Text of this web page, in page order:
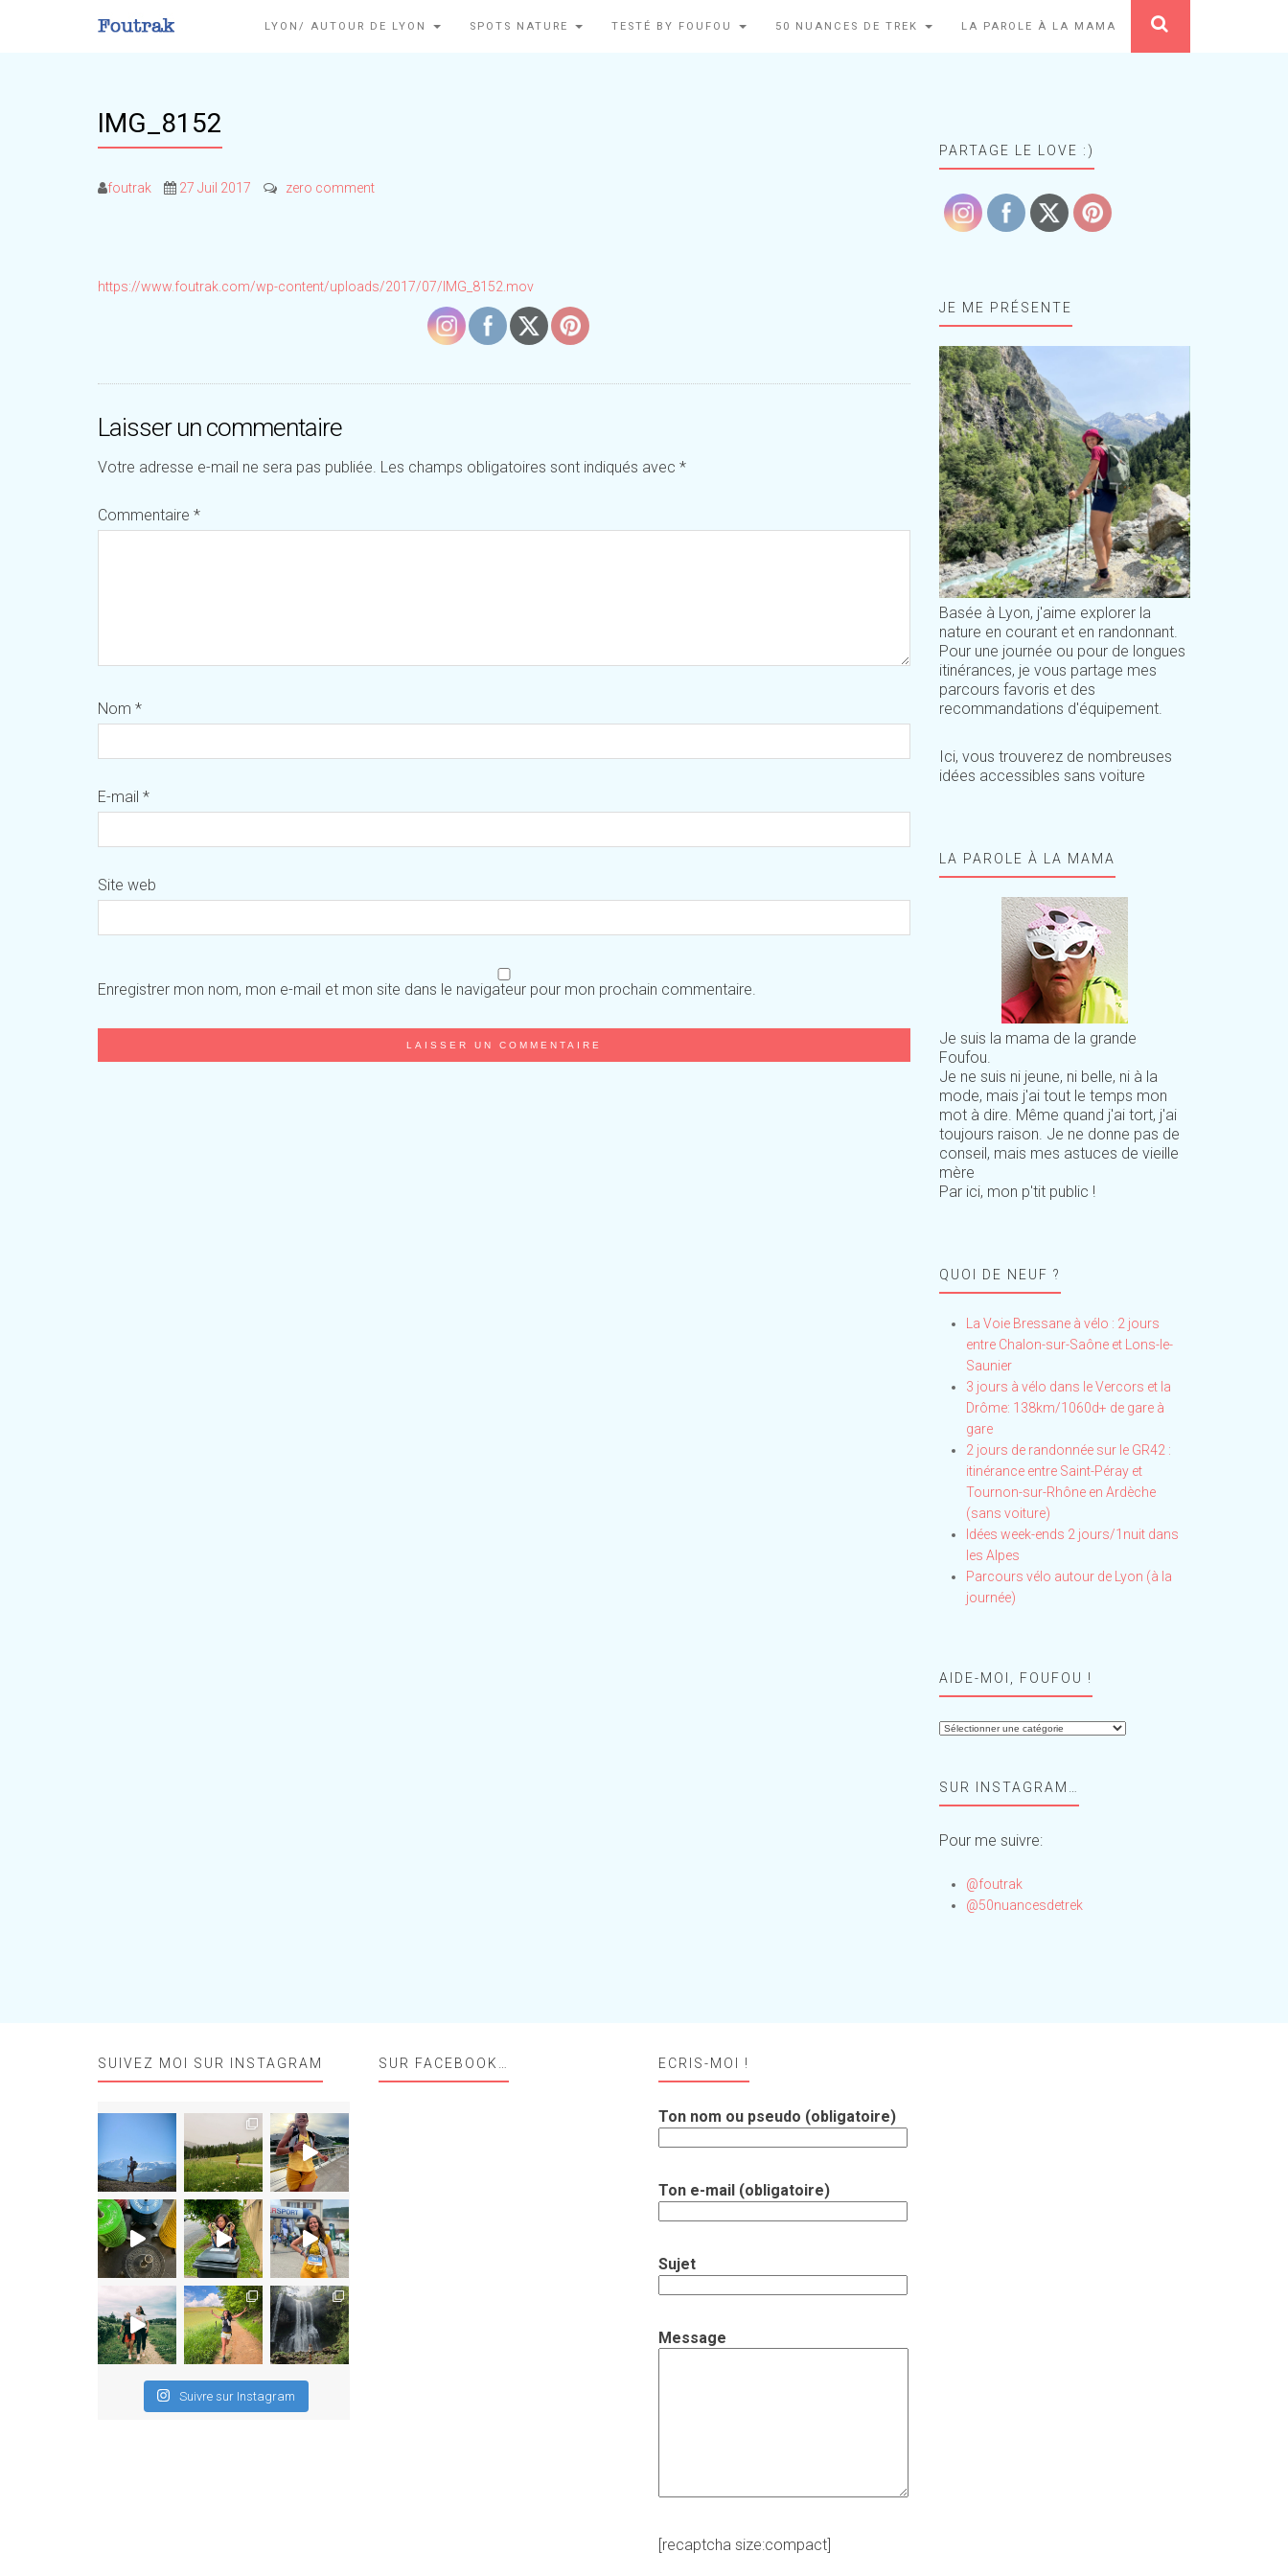
LYON/ AUTOUR DE LYON SPOTS NATURE TESTÉ BY FOUFOU 50 NUANCES DE TREK LA PAROLE À LA MAMA
IMG_8152
foutrak 27 Juil 2017 zero comment
https://www.foutrak.com/wp-content/uploads/2017/07/IMG_8152.mov
Laisser un commentaire
Votre adresse e-mail ne sera pas publiée. Les champs obligatoires sont indiqués avec *
Commentaire *
Nom *
E-mail *
Site web
Enregistrer mon nom, mon e-mail et mon site dans le navigateur pour mon prochain commentaire.
PARTAGE LE LOVE :)
JE ME PRÉSENTE
Basée à Lyon, j'aime explorer la
nature en courant et en randonnant.
Pour une journée ou pour de longues
itinérances, je vous partage mes
parcours favoris et des
recommandations d'équipement.
Ici, vous trouverez de nombreuses
idées accessibles sans voiture
LA PAROLE À LA MAMA
Je suis la mama de la grande
Foufou.
Je ne suis ni jeune, ni belle, ni à la
mode, mais j'ai tout le temps mon
mot à dire. Même quand j'ai tort, j'ai
toujours raison. Je ne donne pas de
conseil, mais mes astuces de vieille
mère
Par ici, mon p'tit public !
QUOI DE NEUF ?
La Voie Bressane à vélo : 2 jours
entre Chalon-sur-Saône et Lons-le-
Saunier
3 jours à vélo dans le Vercors et la
Drôme: 138km/1060d+ de gare à
gare
2 jours de randonnée sur le GR42 :
itinérance entre Saint-Péray et
Tournon-sur-Rhône en Ardèche
(sans voiture)
Idées week-ends 2 jours/1nuit dans
les Alpes
Parcours vélo autour de Lyon (à la
journée)
AIDE-MOI, FOUFOU !
Aide-
!SUR INSTAGRAM…
Pour me suivre:
@foutrak
@50nuancesdetrek
SUIVEZ MOI SUR INSTAGRAM
Suivre sur Instagram
SUR FACEBOOK… ECRIS-MOI !
Ton nom ou pseudo (obligatoire)
Ton e-mail (obligatoire)
Sujet
Message
[recaptcha size:compact]